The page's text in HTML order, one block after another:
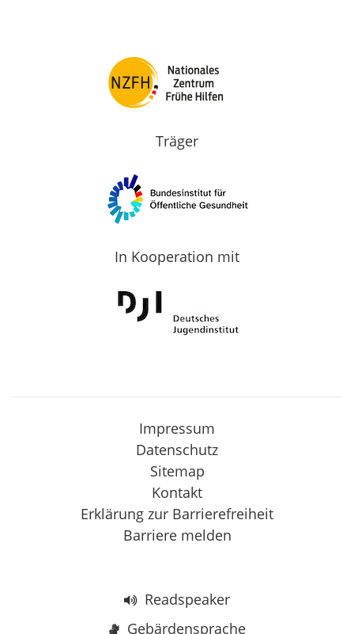
Träger
In Kooperation mit
Impressum
Datenschutz
Sitemap
Kontakt
Erklärung zur Barrierefreiheit
Barriere melden
Readspeaker
Gebärdensprache